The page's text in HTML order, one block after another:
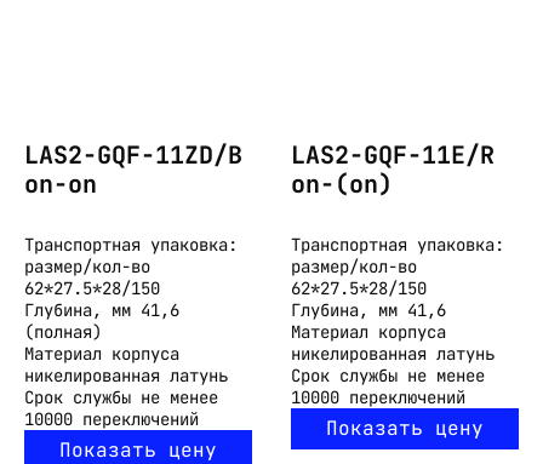
LAS2-GQF-11ZD/B
on-on
Транспортная упаковка:
размер/кол-во
62*27.5*28/150
Глубина, мм 41,6
(полная)
Материал корпуса
никелированная латунь
Срок службы не менее
10000 переключений
Показать цену
LAS2-GQF-11E/R
on-(on)
Транспортная упаковка:
размер/кол-во
62*27.5*28/150
Глубина, мм 41,6
Материал корпуса
никелированная латунь
Срок службы не менее
10000 переключений
Показать цену